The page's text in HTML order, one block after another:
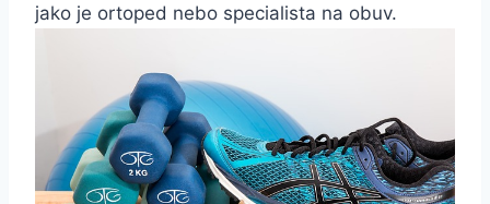
jako je ortoped nebo specialista na​ obuv.